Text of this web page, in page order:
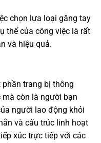
chọn lựa loại găng tay
thể của công việc là rất
và hiệu quả.
trang bị thông
còn là người bạn
người lao động khỏi
và cấu trúc linh hoạt
xúc trực tiếp với các